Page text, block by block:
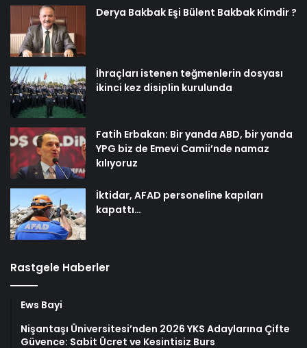
Derya Bakbak Eşi Bülent Bakbak Kimdir ?
İhraçları istenen teğmenlerin dosyası
ikinci kez disiplin kurulunda
Fatih Erbakan: Bir yanda ABD, bir yanda
YPG biz de Emevi Camii’nde namaz
kılıyoruz
İktidar, AFAD personeline kapıları
kapattı…
Rastgele Haberler
Ews Bayi
Nişantaşı Üniversitesi’nden 2026 YKS Adaylarına Çifte
Güvence: Sabit Ücret ve Kesintisiz Burs